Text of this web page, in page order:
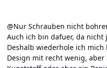
@Nur Schrauben nicht
Auch ich bin dafuer, da nicht
Deshalb wiederhole ich
Design mit recht wenig,